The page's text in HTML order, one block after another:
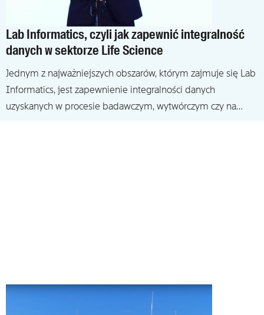
Lab Informatics, czyli jak zapewnić integralność
danych w sektorze Life Science
Jednym z najważniejszych obszarów, którym zajmuje się Lab
Informatics, jest zapewnienie integralności danych
uzyskanych w procesie badawczym, wytwórczym czy na…